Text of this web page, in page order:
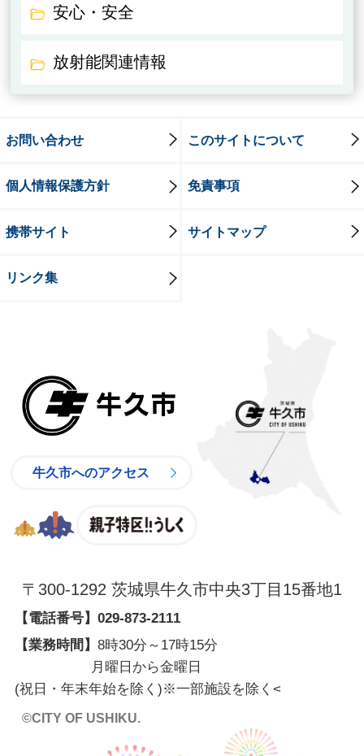
安心・安全
放射能関連情報
お問い合わせ このサイトについて
個人情報保護方針 免責事項
携帯サイト サイトマップ
リンク集
牛久市へのアクセス
〒300-1292 茨城県牛久市中央3丁目15番地1
【電話番号】 029-873-2111
【業務時間】 8時30分～17時15分
月曜日から金曜日
(祝日・年末年始を除く)※一部施設を除く <
©CITY OF USHIKU.